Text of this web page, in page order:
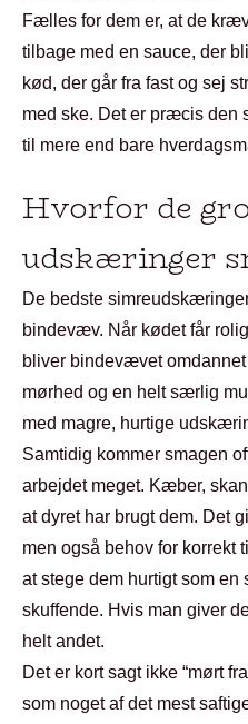
Fælles for dem er, at de
tilbage med en sauce, der
kød, der går fra fast og sej
med ske. Det er præcis den
til mere end bare
Hvorfor de
udskæringer
De bedste
bindevæv. Når kødet får
bliver bindevævet
mørhed og en helt særlig
med magre, hurtige
Samtidig kommer smagen
arbejdet meget. Kæber,
at dyret har brugt dem. Det
men også behov for korrekt
at stege dem hurtigt som en
skuffende. Hvis man giver
helt andet.
Det er kort sagt ikke “mørt
som noget af det mest